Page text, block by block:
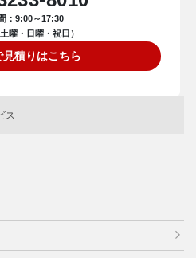
：9:00～17:30
曜・日曜・祝日）
見積りはこちら
ス